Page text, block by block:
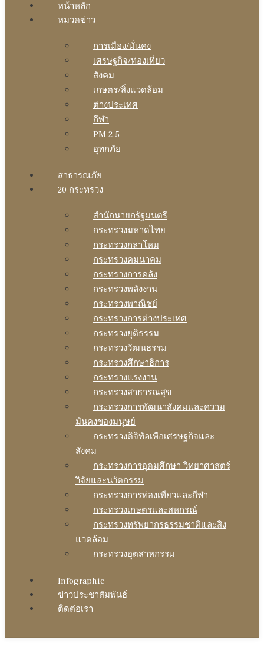
หน้าหลัก
หมวดข่าว
การเมือง/มั่นคง
เศรษฐกิจ/ท่องเที่ยว
สังคม
เกษตร/สิ่งแวดล้อม
ต่างประเทศ
กีฬา
PM 2.5
อุทกภัย
สาธารณภัย
20 กระทรวง
สํานักนายกรัฐมนตรี
กระทรวงมหาดไทย
กระทรวงกลาโหม
กระทรวงคมนาคม
กระทรวงการคลัง
กระทรวงพลังงาน
กระทรวงพาณิชย์
กระทรวงการต่างประเทศ
กระทรวงยุติธรรม
กระทรวงวัฒนธรรม
กระทรวงศึกษาธิการ
กระทรวงแรงงาน
กระทรวงสาธารณสุข
กระทรวงการพัฒนาสังคมและความ
มันคงของมนุษย์
กระทรวงดิจิทัลเพือเศรษฐกิจและ
สังคม
กระทรวงการอุดมศึกษา วิทยาศาสตร์
วิจัยและนวัตกรรม
กระทรวงการท่องเทียวและกีฬา
กระทรวงเกษตรและสหกรณ์
กระทรวงทรัพยากรธรรมชาติและสิง
แวดล้อม
กระทรวงอุตสาหกรรม
Infographic
ข่าวประชาสัมพันธ์
ติดต่อเรา